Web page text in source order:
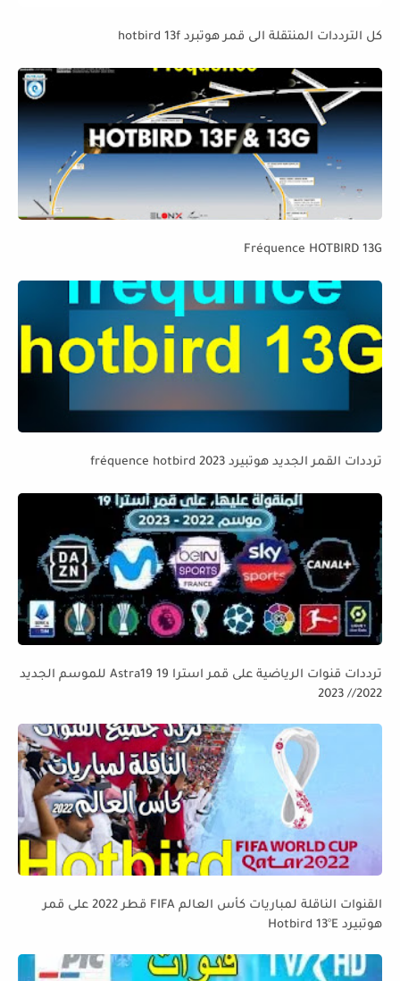
كل الترددات المنتقلة الى قمر هوتبرد hotbird 13f
Fréquence HOTBIRD 13G
ترددات القمر الجديد هوتبيرد fréquence hotbird 2023
ترددات قنوات الرياضية على قمر استرا 19 Astra19 للموسم الجديد
2022// 2023
القنوات الناقلة لمباريات كأس العالم FIFA قطر 2022 على قمر
هوتبيرد Hotbird 13°E